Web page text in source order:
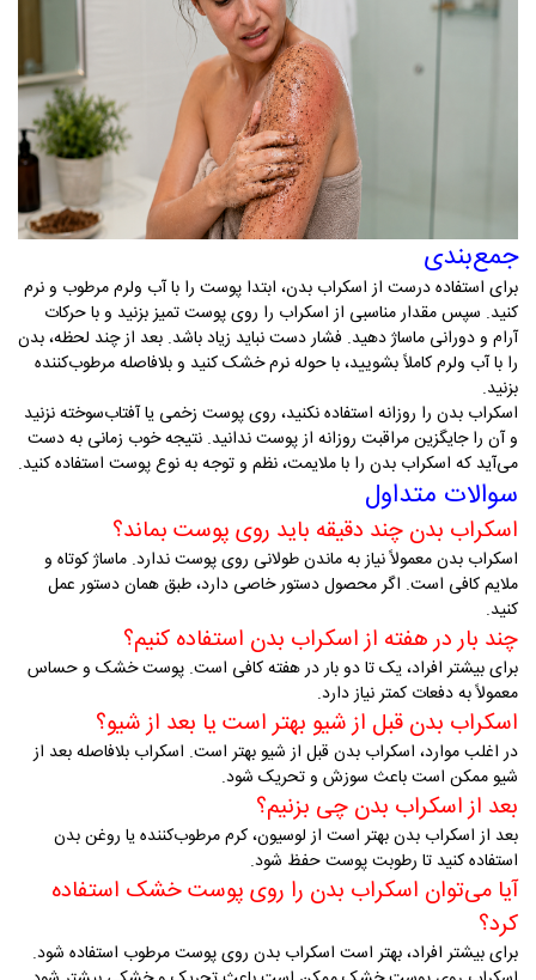
جمع‌بندی
برای استفاده درست از اسکراب بدن، ابتدا پوست را با آب ولرم مرطوب و نرم
کنید. سپس مقدار مناسبی از اسکراب را روی پوست تمیز بزنید و با حرکات
آرام و دورانی ماساژ دهید. فشار دست نباید زیاد باشد. بعد از چند لحظه، بدن
را با آب ولرم کاملاً بشویید، با حوله نرم خشک کنید و بلافاصله مرطوب‌کننده
بزنید.
اسکراب بدن را روزانه استفاده نکنید، روی پوست زخمی یا آفتاب‌سوخته نزنید
و آن را جایگزین مراقبت روزانه از پوست ندانید. نتیجه خوب زمانی به دست
می‌آید که اسکراب بدن را با ملایمت، نظم و توجه به نوع پوست استفاده کنید.
سوالات متداول
اسکراب بدن چند دقیقه باید روی پوست بماند؟
اسکراب بدن معمولاً نیاز به ماندن طولانی روی پوست ندارد. ماساژ کوتاه و
ملایم کافی است. اگر محصول دستور خاصی دارد، طبق همان دستور عمل
کنید.
چند بار در هفته از اسکراب بدن استفاده کنیم؟
برای بیشتر افراد، یک تا دو بار در هفته کافی است. پوست خشک و حساس
معمولاً به دفعات کمتر نیاز دارد.
اسکراب بدن قبل از شیو بهتر است یا بعد از شیو؟
در اغلب موارد، اسکراب بدن قبل از شیو بهتر است. اسکراب بلافاصله بعد از
شیو ممکن است باعث سوزش و تحریک شود.
بعد از اسکراب بدن چی بزنیم؟
بعد از اسکراب بدن بهتر است از لوسیون، کرم مرطوب‌کننده یا روغن بدن
استفاده کنید تا رطوبت پوست حفظ شود.
آیا می‌توان اسکراب بدن را روی پوست خشک استفاده
کرد؟
برای بیشتر افراد، بهتر است اسکراب بدن روی پوست مرطوب استفاده شود.